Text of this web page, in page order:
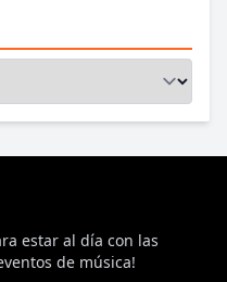
estar al día con las
de música!